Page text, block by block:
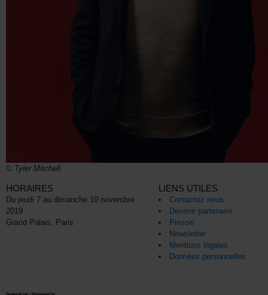
© Tyler Mitchell.
HORAIRES
Du jeudi 7 au dimanche 10 novembre
2019
Grand Palais, Paris
LIENS UTILES
Contactez nous
Devenir partenaire
Presse
Newsletter
Mentions légales
Données personnelles